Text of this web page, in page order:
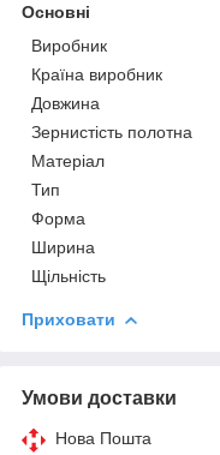
Основні
Виробник
Країна виробник
Довжина
Зернистість полотна
Матеріал
Тип
Форма
Ширина
Щільність
Приховати
Умови доставки
Нова Пошта